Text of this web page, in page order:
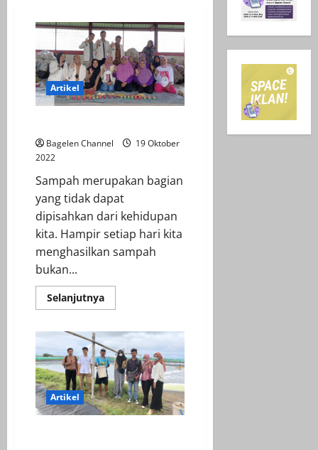
Artikel
Bagelen Channel
19 Oktober
2022
Sampah merupakan bagian
yang tidak dapat
dipisahkan dari kehidupan
kita. Hampir setiap hari kita
menghasilkan sampah
bukan...
SelanjutnyaRead
more
Pajak
Pakai
Sampah?
Artikel